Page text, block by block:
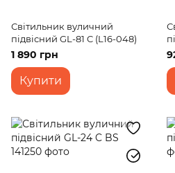
Світильник вуличний
підвісний GL-81 C (L16-048)
1 890 грн
Купити